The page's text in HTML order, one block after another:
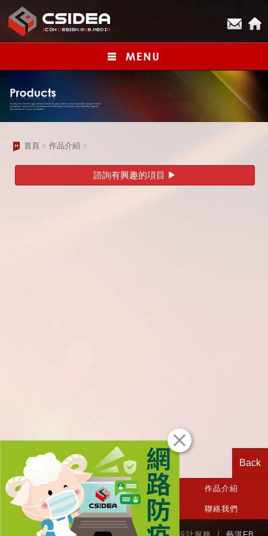
首頁 >作品介紹 >
諮詢有興趣的項目 ▶
Back
CSIDEA首頁 關於我們 作品介紹
相關消息 設計服務 聯絡我們